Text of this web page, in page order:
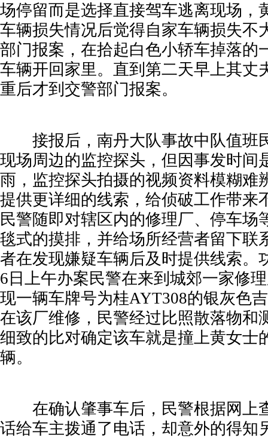
场停留而是选择直接驾车逃离现场，
车辆损失情况后觉得自家车辆损失不
部门报案，在拾起白色小轿车掉落的
车辆开回家里。直到第二天早上其丈
重后才到交警部门报案。
接报后，南丹大队事故中队值班
现场周边的监控探头，但因事发时间
雨，监控探头拍摄的视频资料模糊难
提供更详细的线索，给侦破工作带来
民警随即对辖区内的修理厂、停车场
毯式的摸排，并给场所经营者留下联
者在发现嫌疑车辆后及时提供线索。
6日上午办案民警在来到城郊一家修
现一辆车牌号为桂AYT308的银灰色
在该厂维修，民警经过比照散落物和
细致的比对确定该车就是撞上黄女士
辆。
在确认肇事车后，民警根据网上
话给车主拨通了电话，却意外的得知